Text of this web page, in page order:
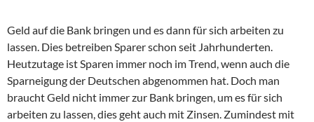
Geld auf die Bank bringen und es dann für sich arbeiten zu
lassen. Dies betreiben Sparer schon seit Jahrhunderten.
Heutzutage ist Sparen immer noch im Trend, wenn auch die
Sparneigung der Deutschen abgenommen hat. Doch man
braucht Geld nicht immer zur Bank bringen, um es für sich
arbeiten zu lassen, dies geht auch mit Zinsen. Zumindest mit